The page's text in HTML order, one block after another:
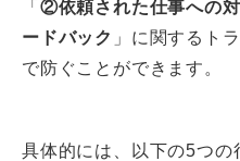
「 ②依頼された仕事への
ードバック 」に関するト
で防ぐことができます。
具体的には、以下の5つの